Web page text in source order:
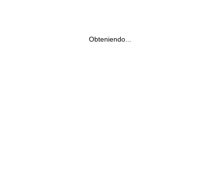
Obteniendo...